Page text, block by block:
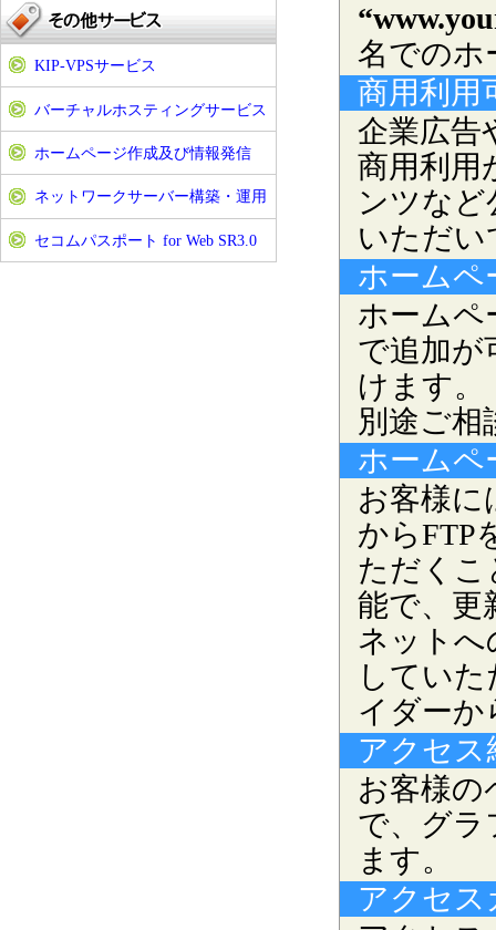
KIP-VPSサービス
バーチャルホスティングサービス
ホームページ作成及び情報発信
ネットワークサーバー構築・運用
セコムパスポート for Web SR3.0
名でのホ
商用利用
企業広告
商用利用
ンツなど
いただい
ホームペ
ホームペ
で追加が
けます。
別途ご相
ホームペ
お客様に
からFTP
ただくこ
能で、更
ネットへ
してい
イダーか
アクセス
お客様の
で、グラ
ます。
アクセス